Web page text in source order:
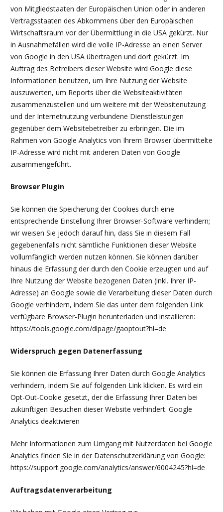
von Mitgliedstaaten der Europäischen Union oder in anderen
Vertragsstaaten des Abkommens über den Europäischen
Wirtschaftsraum vor der Übermittlung in die USA gekürzt. Nur
in Ausnahmefällen wird die volle IP-Adresse an einen Server
von Google in den USA übertragen und dort gekürzt. Im
Auftrag des Betreibers dieser Website wird Google diese
Informationen benutzen, um Ihre Nutzung der Website
auszuwerten, um Reports über die Websiteaktivitäten
zusammenzustellen und um weitere mit der Websitenutzung
und der Internetnutzung verbundene Dienstleistungen
gegenüber dem Websitebetreiber zu erbringen. Die im
Rahmen von Google Analytics von Ihrem Browser übermittelte
IP-Adresse wird nicht mit anderen Daten von Google
zusammengeführt.
Browser Plugin
Sie können die Speicherung der Cookies durch eine
entsprechende Einstellung Ihrer Browser-Software verhindern;
wir weisen Sie jedoch darauf hin, dass Sie in diesem Fall
gegebenenfalls nicht sämtliche Funktionen dieser Website
vollumfänglich werden nutzen können. Sie können darüber
hinaus die Erfassung der durch den Cookie erzeugten und auf
Ihre Nutzung der Website bezogenen Daten (inkl. Ihrer IP-
Adresse) an Google sowie die Verarbeitung dieser Daten durch
Google verhindern, indem Sie das unter dem folgenden Link
verfügbare Browser-Plugin herunterladen und installieren:
https://tools.google.com/dlpage/gaoptout?hl=de
Widerspruch gegen Datenerfassung
Sie können die Erfassung Ihrer Daten durch Google Analytics
verhindern, indem Sie auf folgenden Link klicken. Es wird ein
Opt-Out-Cookie gesetzt, der die Erfassung Ihrer Daten bei
zukünftigen Besuchen dieser Website verhindert: Google
Analytics deaktivieren
Mehr Informationen zum Umgang mit Nutzerdaten bei Google
Analytics finden Sie in der Datenschutzerklärung von Google:
https://support.google.com/analytics/answer/6004245?hl=de
Auftragsdatenverarbeitung